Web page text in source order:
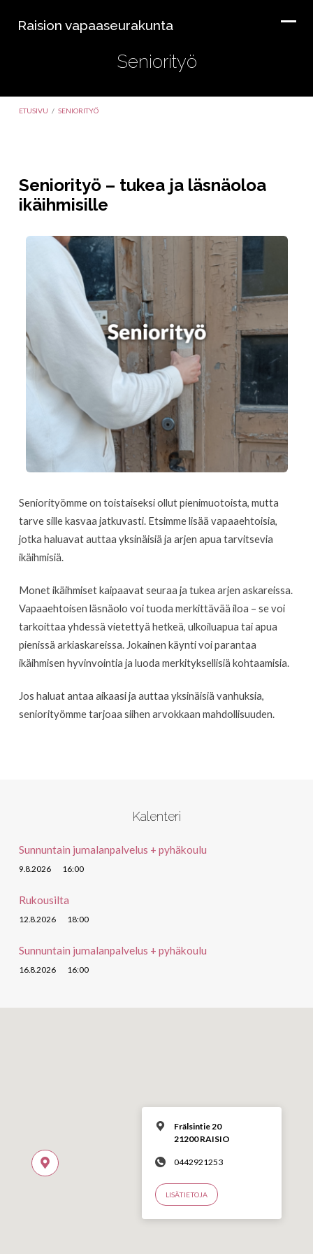
Raision vapaaseurakunta
Seniorityö
ETUSIVU / SENIORITYÖ
Seniorityö
Seniorityö – tukea ja läsnäoloa
ikäihmisille
Seniorityömme on toistaiseksi ollut pienimuotoista, mutta
tarve sille kasvaa jatkuvasti. Etsimme lisää vapaaehtoisia,
jotka haluavat auttaa yksinäisiä ja arjen apua tarvitsevia
ikäihmisiä.
Monet ikäihmiset kaipaavat seuraa ja tukea arjen askareissa.
Vapaaehtoisen läsnäolo voi tuoda merkittävää iloa – se voi
tarkoittaa yhdessä vietettyä hetkeä, ulkoiluapua tai apua
pienissä arkiaskareissa. Jokainen käynti voi parantaa
ikäihmisen hyvinvointia ja luoda merkityksellisiä kohtaamisia.
Jos haluat antaa aikaasi ja auttaa yksinäisiä vanhuksia,
seniorityömme tarjoaa siihen arvokkaan mahdollisuuden.
Kalenteri
Sunnuntain jumalanpalvelus + pyhäkoulu
9.8.2026 16:00
Rukousilta
12.8.2026 18:00
Sunnuntain jumalanpalvelus + pyhäkoulu
16.8.2026 16:00
Frälsintie 20
21200 RAISIO
0442921253
LISÄTIETOJA